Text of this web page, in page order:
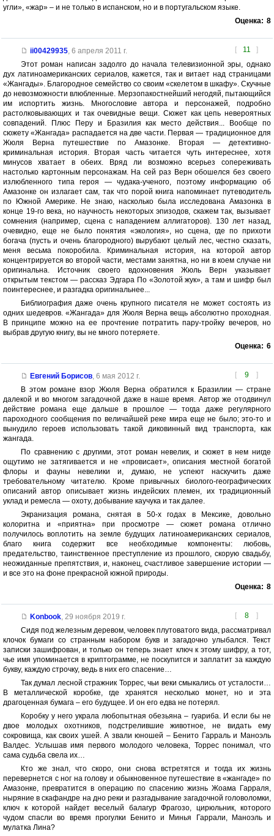
угли», «жар» – и не только в испанском, но и в португальском языке.
Оценка: 8
[ 11 ]
ii00429935, 6 апреля 2011 г.
Этот роман написан задолго до начала телевизионной эры, однако
дух латиноамериканских сериалов, кажется, так и витает над страницами
«Жангады». Благородное семейство со своим «скелетом в шкафу». Скучные
до невозможности влюбленные. Мерзопакостнейший негодяй, пытающийся
им испортить жизнь. Многословие автора и персонажей, подробно
растолковывающих и так очевидные вещи. Сюжет как цепь невероятных
совпадений. Плюс Перу и Бразилия как место действия... Вообще по
сюжету «Жангада» распадается на две части. Первая — традиционное для
Жюля Верна путешествие по Амазонке. Вторая — детективно-
криминальная история. Вторая часть читается чуть интереснее, хотя
минусов хватает в обеих. Вряд ли возможно всерьез сопереживать
настолько картонным персонажам. На сей раз Верн обошелся без своего
излюбленного типа героя — чудака-ученого, поэтому информацию об
Амазонке он излагает сам, так что порой книга напоминает путеводитель
по Южной Америке. Не знаю, насколько была исследована Амазонка в
конце 19-го века, но научность некоторых эпизодов, скажем так, вызывает
сомнения (например, сцена с нападением аллигаторов). 130 лет назад,
очевидно, еще не было понятия «экология», но сцена, где по прихоти
богача (пусть и очень благородного) вырубают целый лес, честно сказать,
меня весьма покоробила. Криминальная история, на которой автор
концентрируется во второй части, местами занятна, но ни в коем случае ни
оригинальна. Источник своего вдохновения Жюль Верн указывает
открытым текстом — рассказ Эдгара По «Золотой жук», а там и шифр был
поинтереснее, и разгадка оригинальнее...
Библиография даже очень крупного писателя не может состоять из
одних шедевров. «Жангада» для Жюля Верна вещь абсолютно проходная.
В принципе можно на ее прочтение потратить пару-тройку вечеров, но
выбрав другую книгу, вы не много потеряете.
Оценка: 6
[ 9 ]
Евгений Борисов, 6 мая 2012 г.
В этом романе взор Жюля Верна обратился к Бразилии — стране
далекой и во многом загадочной даже в наше время. Автор же отодвинул
действие романа еще дальше в прошлое — тогда даже регулярного
пароходного сообщения по величайшей реке мира еще не было; это-то и
вынудило героев использовать такой диковинный вид транспорта, как
жангада.
По сравнению с другими, этот роман невелик, и сюжет в нем нигде
ощутимо не затягивается и не «провисает», описания местной богатой
флоры и фауны невелики и, думаю, не успеют наскучить даже
требовательному читателю. Кроме привычных биолого-географических
описаний автор описывает жизнь индейских племен, их традиционный
уклад и ремесла — охоту, добывание каучука и так далее.
Экранизация романа, снятая в 50-х годах в Мексике, довольно
колоритна и «приятна» при просмотре — сюжет романа отлично
получилось воплотить на земле будущих латиноамериканских сериалов,
благо книга содержит все необходимые компоненты: любовь,
предательство, таинственное преступление из прошлого, скорую свадьбу,
неожиданные препятствия, и, наконец, счастливое завершение истории —
и все это на фоне прекрасной южной природы.
Оценка: 8
[ 8 ]
Konbook, 29 ноября 2019 г.
Сидя под железным деревом, человек плутоватого вида, рассматривал
клочок бумаги со странным набором букв и загадочно улыбался. Текст
записки зашифрован, и только он теперь знает ключ к этому шифру, а тот,
чье имя упоминается в криптограмме, не поскупится и заплатит за каждую
букву, каждую строчку, ведь в них его спасение…
Так думал лесной стражник Торрес, чьи веки смыкались от усталости…
В металлической коробке, где хранятся несколько монет, но и эта
драгоценная бумага – его будущее. И он его едва не потерял.
Коробку у него украла любопытная обезьяна – гуариба. И если бы не
двое молодых охотников, подстрелившие животное, не видать ему
сокровища, как своих ушей. А звали юношей – Бенито Гарраль и Маноэль
Валдес. Услышав имя первого молодого человека, Торрес понимал, что
сама судьба свела их…
Кто же знал, что скоро, они снова встретятся и тогда их жизнь
перевернется с ног на голову и обыкновенное путешествие в «жангаде» по
Амазонке, превратится в операцию по спасению жизнь Жоама Гарраля,
ныряние в скафандре на дно реки и разгадывание загадочной головоломки,
ключ к которой найдет веселый балагур Фрагозо, цирюльник, которого
чудом спасли во время прогулки Бенито и Минья Гаррали, Маноэль и
мулатка Лина?